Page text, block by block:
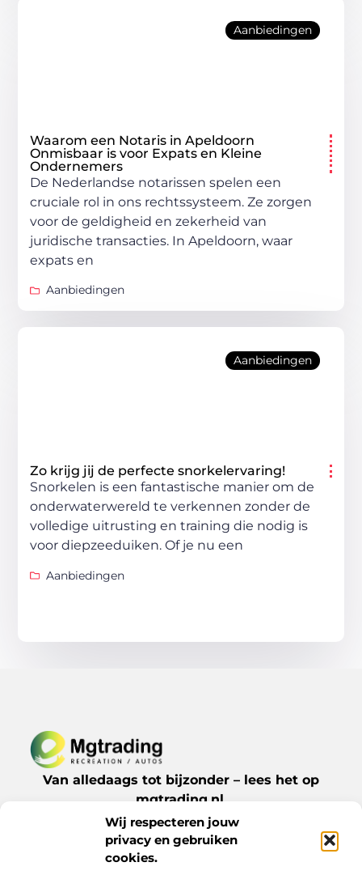
Wij respecteren jouw
privacy en gebruiken
cookies.
Aanbiedingen
Waarom een Notaris in Apeldoorn
Onmisbaar is voor Expats en Kleine
Ondernemers
De Nederlandse notarissen spelen een
cruciale rol in ons rechtssysteem. Ze zorgen
voor de geldigheid en zekerheid van
juridische transacties. In Apeldoorn, waar
expats en
Aanbiedingen
Aanbiedingen
Zo krijg jij de perfecte snorkelervaring!
Snorkelen is een fantastische manier om de
onderwaterwereld te verkennen zonder de
volledige uitrusting en training die nodig is
voor diepzeeduiken. Of je nu een
Aanbiedingen
Van alledaags tot bijzonder – lees het op
mgtrading.nl.
Ontdek inspirerende blogs en artikelen over
alles wat het dagelijks leven te bieden heeft.